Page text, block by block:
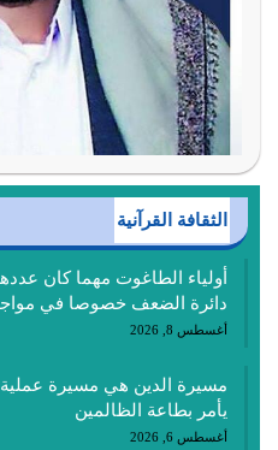
الثقافة القرآنية
أولياء الطاغوت مهما كان
دائرة الضعف خصوصا في
أغسطس 8, 2026
مسيرة الدين هي مسيرة عملية،
يأمر بطاعة الظالمين
أغسطس 6, 2026